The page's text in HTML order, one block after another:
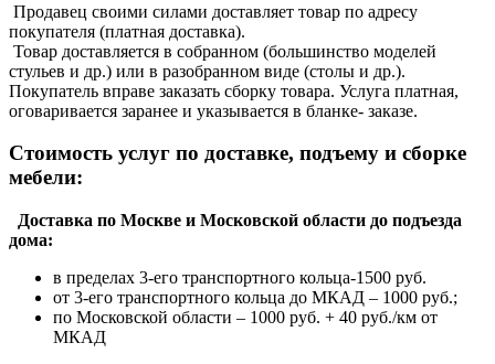
Продавец своими силами доставляет товар по адресу
покупателя (платная доставка).
Товар доставляется в собранном (большинство моделей
стульев и др.) или в разобранном виде (столы и др.).
Покупатель вправе заказать сборку товара. Услуга платная,
оговаривается заранее и указывается в бланке- заказе.
Стоимость услуг по доставке, подъему и сборке
мебели:
Доставка по Москве и Московской области до подъезда
дома:
в пределах 3-его транспортного кольца-1500 руб.
от 3-его транспортного кольца до МКАД – 1000 руб.;
по Московской области – 1000 руб. + 40 руб./км от
МКАД